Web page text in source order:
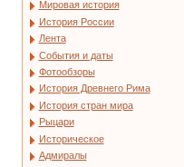
Мировая история
История России
Лента
События и даты
Фотообзоры
История Древнего Рима
История стран мира
Рыцари
Историческое
Адмиралы